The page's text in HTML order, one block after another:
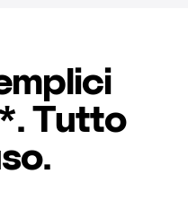
Tutto